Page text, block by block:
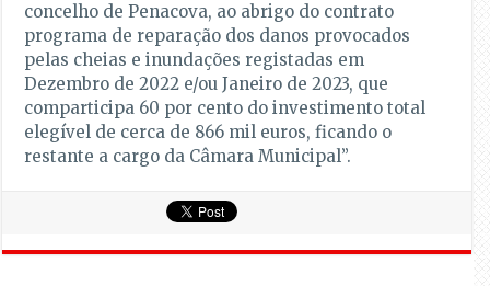
concelho de Penacova, ao abrigo do contrato
programa de reparação dos danos provocados
pelas cheias e inundações registadas em
Dezembro de 2022 e/ou Janeiro de 2023, que
comparticipa 60 por cento do investimento total
elegível de cerca de 866 mil euros, ficando o
restante a cargo da Câmara Municipal”.